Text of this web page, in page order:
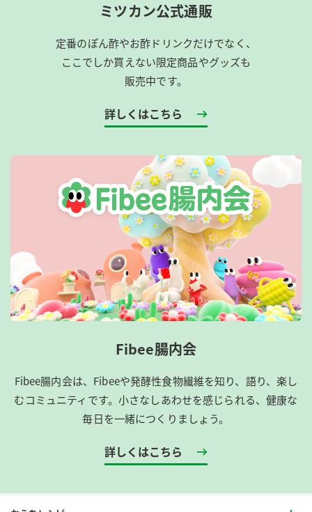
ミツカン公式通販
定番のぽん酢やお酢ドリンクだけでなく、
ここでしか買えない限定商品やグッズも
販売中です。
詳しくはこちら
Fibee腸内会
Fibee腸内会は、​Fibeeや発酵性食物繊維を知り、語り、楽し
むコミュニティです。​小さなしあわせを感じられる、健康な
毎日を一緒につくりましょう。
詳しくはこちら